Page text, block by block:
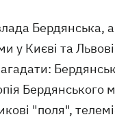
Бердянська,
у Києві та
"поля",